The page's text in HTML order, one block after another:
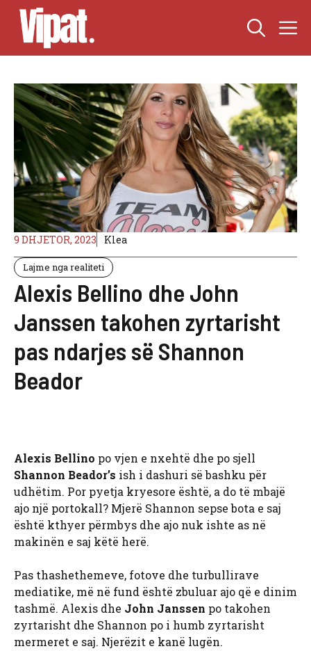
Skip
content
9 DHJETOR, 2023 Klea
Lajme nga realiteti
Alexis Bellino dhe John
Janssen takohen zyrtarisht
pas ndarjes së Shannon
Beador
Alexis Bellino po vjen e nxehtë dhe po sjell
Shannon Beador’s ish i dashuri së bashku për
udhëtim. Por pyetja kryesore është, a do të mbajë
ajo një portokall? Mjerë Shannon sepse bota e saj
është kthyer përmbys dhe ajo nuk ishte as në
makinën e saj këtë herë.
Pas thashethemeve, fotove dhe turbullirave
mediatike, më në fund është zbuluar ajo që e dinim
tashmë. Alexis dhe John Janssen po takohen
zyrtarisht dhe Shannon po i humb zyrtarisht
mermeret e saj. Njerëzit e kanë lugën.